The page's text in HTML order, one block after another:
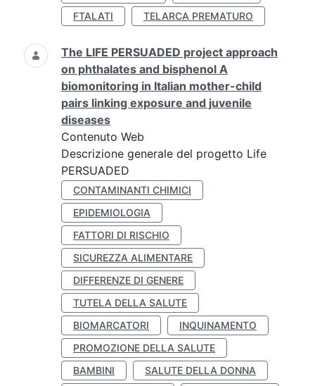
FTALATI
TELARCA PREMATURO
The LIFE PERSUADED project approach
on phthalates and bisphenol A
biomonitoring in Italian mother-child
pairs linking exposure and juvenile
diseases
Contenuto Web
Descrizione generale del progetto Life
PERSUADED
CONTAMINANTI CHIMICI
EPIDEMIOLOGIA
FATTORI DI RISCHIO
SICUREZZA ALIMENTARE
DIFFERENZE DI GENERE
TUTELA DELLA SALUTE
BIOMARCATORI
INQUINAMENTO
PROMOZIONE DELLA SALUTE
BAMBINI
SALUTE DELLA DONNA